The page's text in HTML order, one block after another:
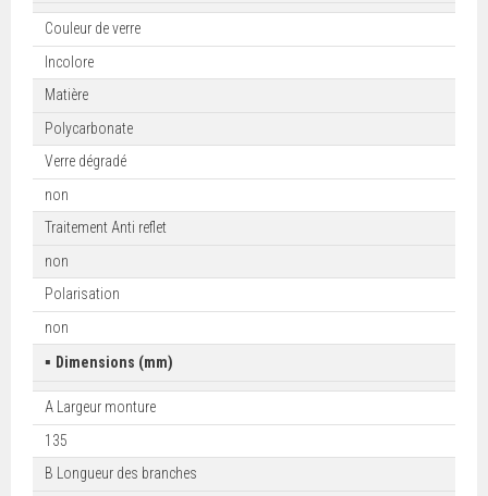
Couleur de verre
Incolore
Matière
Polycarbonate
Verre dégradé
non
Traitement Anti reflet
non
Polarisation
non
▪ Dimensions (mm)
A Largeur monture
135
B Longueur des branches